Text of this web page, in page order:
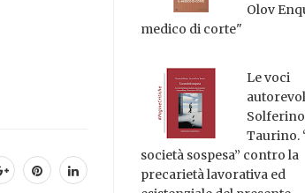
Olov
medico di corte"
Le voci
Taurino.
società sospesa” contro la
precarietà lavorativa ed